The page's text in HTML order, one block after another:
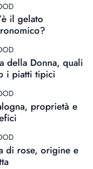
il gelato
della Donna, quali
i piatti tipici
proprietà e
di rose, origine e